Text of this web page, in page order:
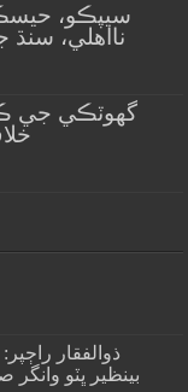
سيپڪو،
نااهلي، سنڌ جا127 ارب رپيا ٻڏي
گهوٽڪي جي
ذوالفقار
بينظير ڀٽو